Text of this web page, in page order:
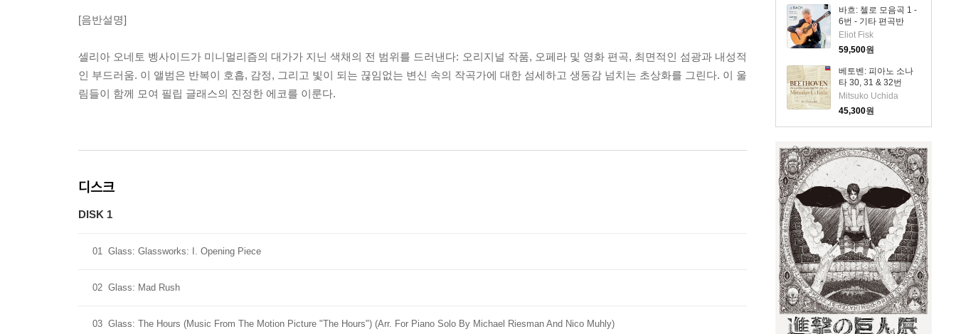
아티스트
바흐: 첼로 모음곡 1 -
6번 - 기타 편곡반
(Bach: Cello Suite
Nos.1 - 6) (2CD) -
Eliot Fisk
Eliot Fisk
59,500원
베토벤: 피아노 소나
타 30, 31 & 32번
(Beethoven: Piano
Sonatas Nos.30, 31
& 32)(CD) - Mitsuko
Uchida
Mitsuko Uchida
45,300원
[음반설명]
셀리아 오네토 벵사이드가 미니멀리즘의 대가가 지닌 색채의 전 범위를 드러낸다: 오리지널 작품, 오페라 및 영화 편곡, 최면적인 섬광과 내성적
인 부드러움. 이 앨범은 반복이 호흡, 감정, 그리고 빛이 되는 끊임없는 변신 속의 작곡가에 대한 섬세하고 생동감 넘치는 초상화를 그린다. 이 울
림들이 함께 모여 필립 글래스의 진정한 에코를 이룬다.
디스크
DISK 1
01 Glass: Glassworks: I. Opening Piece
02 Glass: Mad Rush
03 Glass: The Hours (Music From The Motion Picture "The Hours") (Arr. For Piano Solo By Michael Riesman And Nico Muhly)